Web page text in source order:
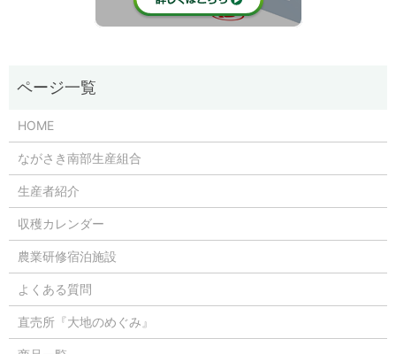
HOME
ながさき南部生産組合
生産者紹介
収穫カレンダー
農業研修宿泊施設
よくある質問
直売所『大地のめぐみ』